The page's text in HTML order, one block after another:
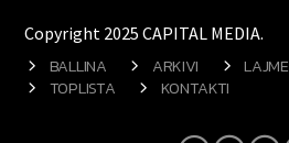
Copyright 2025 CAPITAL MEDIA.
BALLINA ARKIVI LAJME
TOPLISTA
KONTAKTI